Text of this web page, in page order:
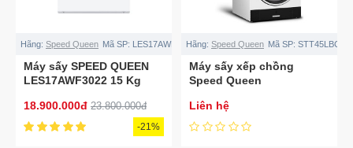
Hãng: Speed Queen Mã SP: LES17AWF3022
Máy sấy SPEED QUEEN
LES17AWF3022 15 Kg
18.900.000đ 23.800.000đ
-21%
Hãng: Speed Queen Mã SP:
Máy sấy xếp chồng
Speed Queen
Liên hệ